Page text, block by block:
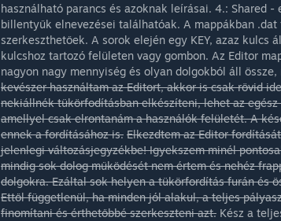
használható parancs és azoknak leírásai. 4.: Shared
billentyűk elnevezései találhatóak. A mappákban
szerkeszthetőek. A sorok elején egy KEY, azaz kulcs
kulcshoz tartozó felületen vagy gombon. Az Editor
nagyon nagy mennyiség és olyan dolgokból áll
kevészer használtam az Editort, akkor is csak rövid
nekiállnék tükörfodításban elkészíteni, lehet az
amellyel csak elrontanám a használók felületét. A
ennek a fordításához is. Elkezdtem az Editor
jelenlegi változásjegyzékbe! Igyekszem minél
mindig sok dolog működését nem értem és nehéz
dolgokra. Ezáltal sok helyen a tükörfordítás furán és
Ettől függetlenül, ha minden jól alakul, a teljes
finomítani és érthetőbbé szerkeszteni azt. Kész a